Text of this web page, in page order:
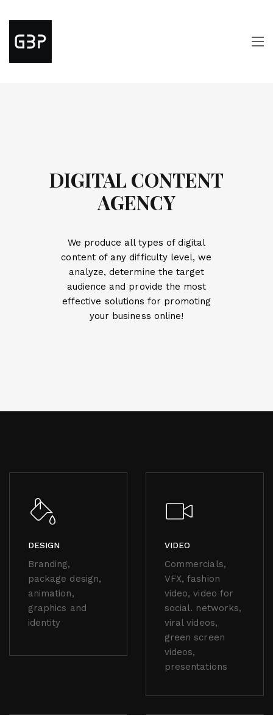
DIGITAL CONTENT
AGENCY
We produce all types of digital
content of any difficulty level, we
analyze, determine the target
audience and provide the most
effective solutions for promoting
your business online!
DESIGN
Branding,
package design,
animation,
graphics and
identity
VIDEO
Commercials,
VFX, fashion
video, video for
social. networks,
viral videos,
green screen
videos,
presentations